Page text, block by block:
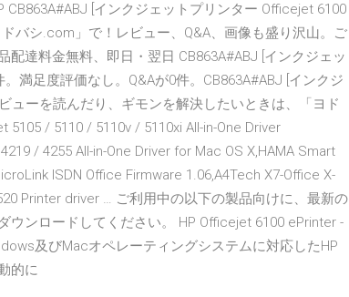
[インクジェットプリンター Officejet 6100
バシ.com」で！レビュー、Q&A、画像も盛り沢山。ご
達料金無料、即日・翌日 CB863A#ABJ [インクジェッ
満足度評価なし。Q&Aが0件。CB863A#ABJ [インクジ
ューを読んだり、ギモンを解決したいときは、「ヨド
/ 5110 / 5110v / 5110xi All-in-One Driver
/ 4255 All-in-One Driver for Mac OS X,HAMA Smart
ISDN Office Firmware 1.06,A4Tech X7-Office X-
Printer driver … ご利用中の以下の製品向けに、最新の
ウンロードしてください。 HP Officejet 6100 ePrinter -
及びMacオペレーティングシステムに対応したHP
的に